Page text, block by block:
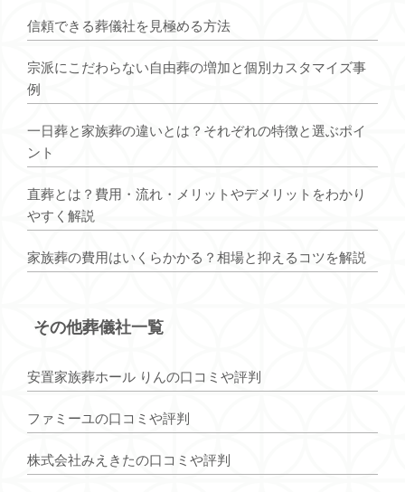
信頼できる葬儀社を見極める方法
宗派にこだわらない自由葬の増加と個別カスタマイズ事
例
一日葬と家族葬の違いとは？それぞれの特徴と選ぶポイ
ント
直葬とは？費用・流れ・メリットやデメリットをわかり
やすく解説
家族葬の費用はいくらかかる？相場と抑えるコツを解説
その他葬儀社一覧
安置家族葬ホール りんの口コミや評判
ファミーユの口コミや評判
株式会社みえきたの口コミや評判